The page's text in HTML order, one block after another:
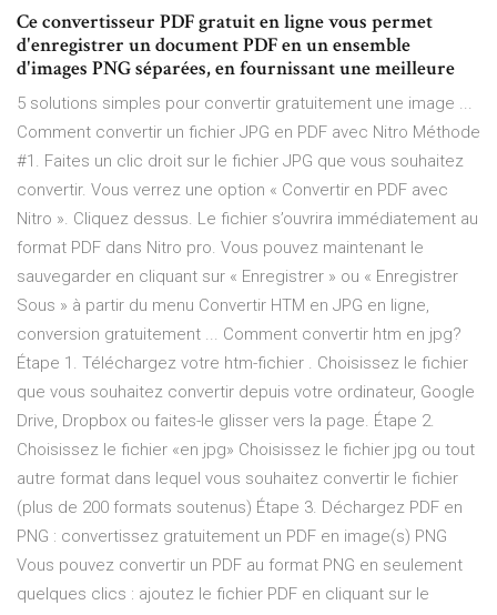
Ce convertisseur PDF gratuit en ligne vous permet
d'enregistrer un document PDF en un ensemble
d'images PNG séparées, en fournissant une meilleure
5 solutions simples pour convertir gratuitement une image ...
Comment convertir un fichier JPG en PDF avec Nitro Méthode
#1. Faites un clic droit sur le fichier JPG que vous souhaitez
convertir. Vous verrez une option « Convertir en PDF avec
Nitro ». Cliquez dessus. Le fichier s’ouvrira immédiatement au
format PDF dans Nitro pro. Vous pouvez maintenant le
sauvegarder en cliquant sur « Enregistrer » ou « Enregistrer
Sous » à partir du menu Convertir HTM en JPG en ligne,
conversion gratuitement ... Comment convertir htm en jpg?
Étape 1. Téléchargez votre htm-fichier . Choisissez le fichier
que vous souhaitez convertir depuis votre ordinateur, Google
Drive, Dropbox ou faites-le glisser vers la page. Étape 2.
Choisissez le fichier «en jpg» Choisissez le fichier jpg ou tout
autre format dans lequel vous souhaitez convertir le fichier
(plus de 200 formats soutenus) Étape 3. Déchargez PDF en
PNG : convertissez gratuitement un PDF en image(s) PNG
Vous pouvez convertir un PDF au format PNG en seulement
quelques clics : ajoutez le fichier PDF en cliquant sur le